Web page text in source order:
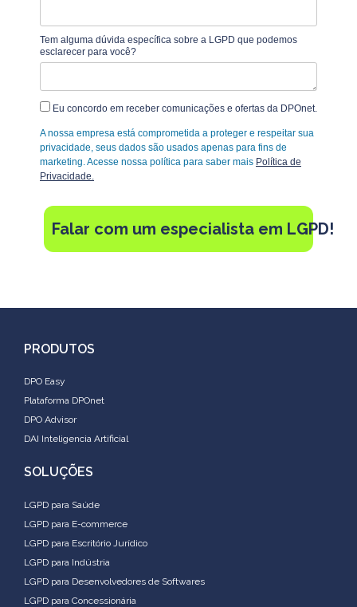
Tem alguma dúvida específica sobre a LGPD que podemos
esclarecer para você?
Eu concordo em receber comunicações e ofertas da DPOnet.
A nossa empresa está comprometida a proteger e respeitar sua
privacidade, seus dados são usados apenas para fins de
marketing. Acesse nossa política para saber mais Política de
Privacidade.
Falar com um especialista em LGPD!
PRODUTOS
DPO Easy
Plataforma DPOnet
DPO Advisor
DAI Inteligencia Artificial
SOLUÇÕES
LGPD para Saúde
LGPD para E-commerce
LGPD para Escritório Jurídico
LGPD para Indústria
LGPD para Desenvolvedores de Softwares
LGPD para Concessionária